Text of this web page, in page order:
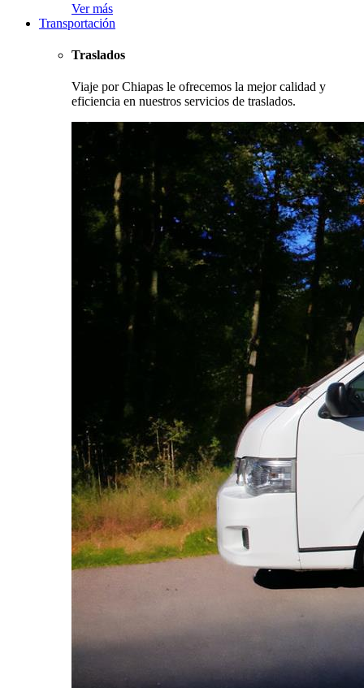
Ver más
Transportación
Traslados
Viaje por Chiapas le ofrecemos la mejor calidad y
eficiencia en nuestros servicios de traslados.